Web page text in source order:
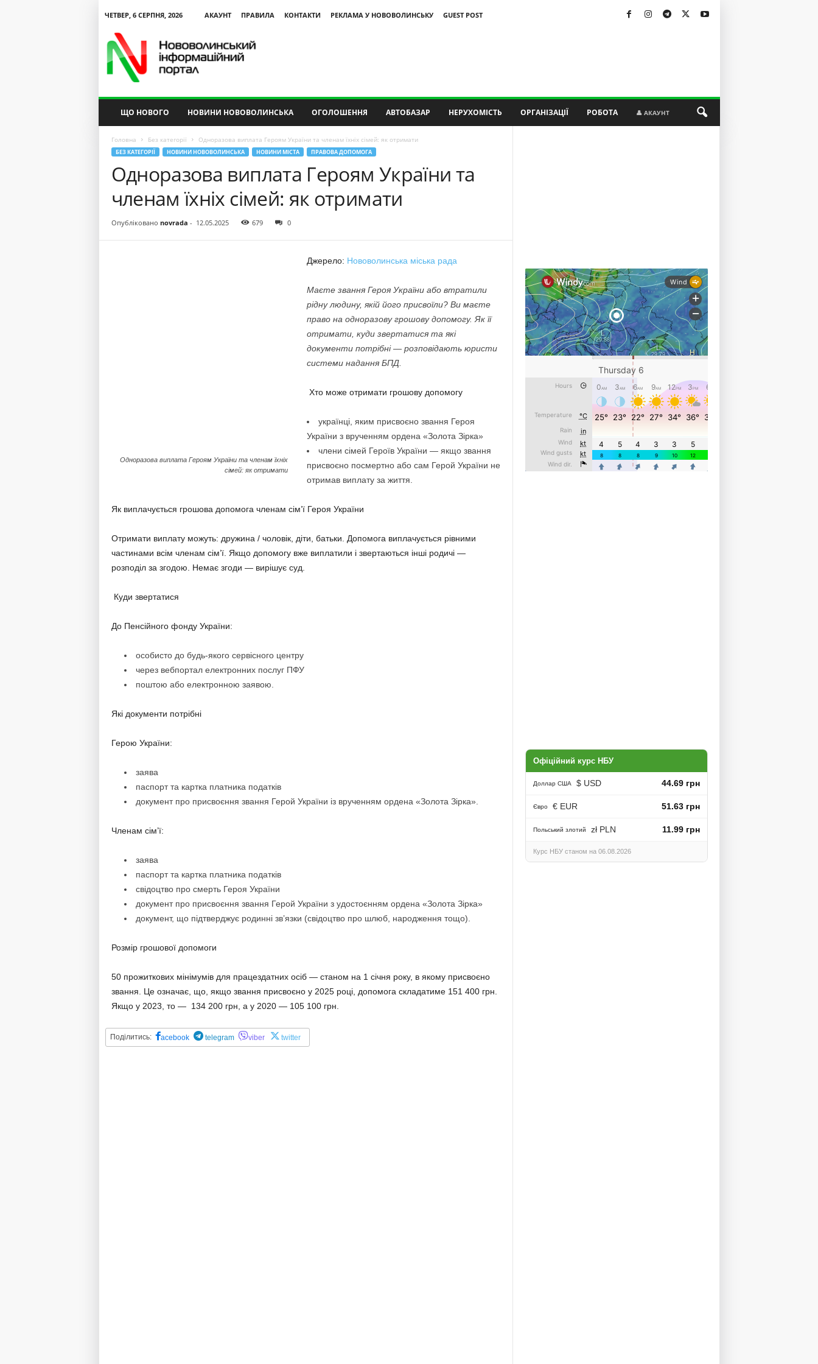
ЧЕТВЕР, 6 СЕРПНЯ, 2026 АКАУНТ ПРАВИЛА КОНТАКТИ РЕКЛАМА У НОВОВОЛИНСЬКУ
GUEST POST
ЩО НОВОГО НОВИНИ НОВОВОЛИНСЬКА ОГОЛОШЕННЯ АВТОБАЗАР НЕРУХОМІСТЬ ОРГАНІЗАЦІЇ РОБОТА 👤 АКАУНТ
Головна Без категорії Одноразова виплата Героям України та членам їхніх сімей: як отримати
БЕЗ КАТЕГОРІЇ НОВИНИ НОВОВОЛИНСЬКА НОВИНИ МІСТА ПРАВОВА ДОПОМОГА
Одноразова виплата Героям України та
членам їхніх сімей: як отримати
Опубліковано novrada - 12.05.2025 679 0
Одноразова виплата Героям України та членам їхніх
сімей: як отримати
Джерело: Нововолинська міська рада
Маєте звання Героя України або втратили
рідну людину, якій його присвоїли? Ви маєте
право на одноразову грошову допомогу. Як її
отримати, куди звертатися та які
документи потрібні — розповідають юристи
системи надання БПД.
Хто може отримати грошову допомогу
українці, яким присвоєно звання Героя
України з врученням ордена «Золота Зірка»
члени сімей Героїв України — якщо звання
присвоєно посмертно або сам Герой України не
отримав виплату за життя.
Як виплачується грошова допомога членам сім’ї Героя України
Отримати виплату можуть: дружина / чоловік, діти, батьки. Допомога виплачується рівними
частинами всім членам сім’ї. Якщо допомогу вже виплатили і звертаються інші родичі —
розподіл за згодою. Немає згоди — вирішує суд.
Куди звертатися
До Пенсійного фонду України:
особисто до будь-якого сервісного центру
через вебпортал електронних послуг ПФУ
поштою або електронною заявою.
Які документи потрібні
Герою України:
заява
паспорт та картка платника податків
документ про присвоєння звання Герой України із врученням ордена «Золота Зірка».
Членам сім’ї:
заява
паспорт та картка платника податків
свідоцтво про смерть Героя України
документ про присвоєння звання Герой України з удостоєнням ордена «Золота Зірка»
документ, що підтверджує родинні зв’язки (свідоцтво про шлюб, народження тощо).
Розмір грошової допомоги
50 прожиткових мінімумів для працездатних осіб — станом на 1 січня року, в якому присвоєно
звання. Це означає, що, якщо звання присвоєно у 2025 році, допомога складатиме 151 400 грн.
Якщо у 2023, то — 134 200 грн, а у 2020 — 105 100 грн.
Поділитись: acebook telegram viber twitter
Офіційний курс НБУ
Доллар США $ USD 44.69 грн
Євро € EUR 51.63 грн
Польський злотий zł PLN 11.99 грн
Курс НБУ станом на 06.08.2026